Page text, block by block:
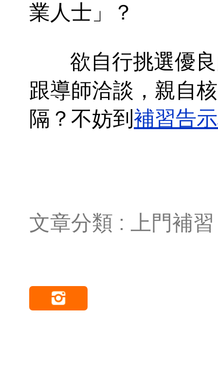
業人士」？
欲自行挑選優
跟導師洽談，親自
隔？不妨到補習告
文章分類 : 上門補習